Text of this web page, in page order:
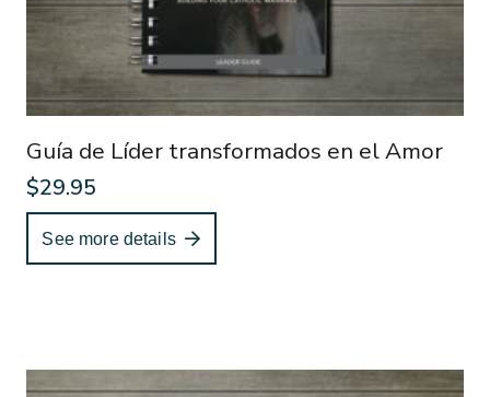
Guía de Líder transformados en el Amor
$29.95
See more details